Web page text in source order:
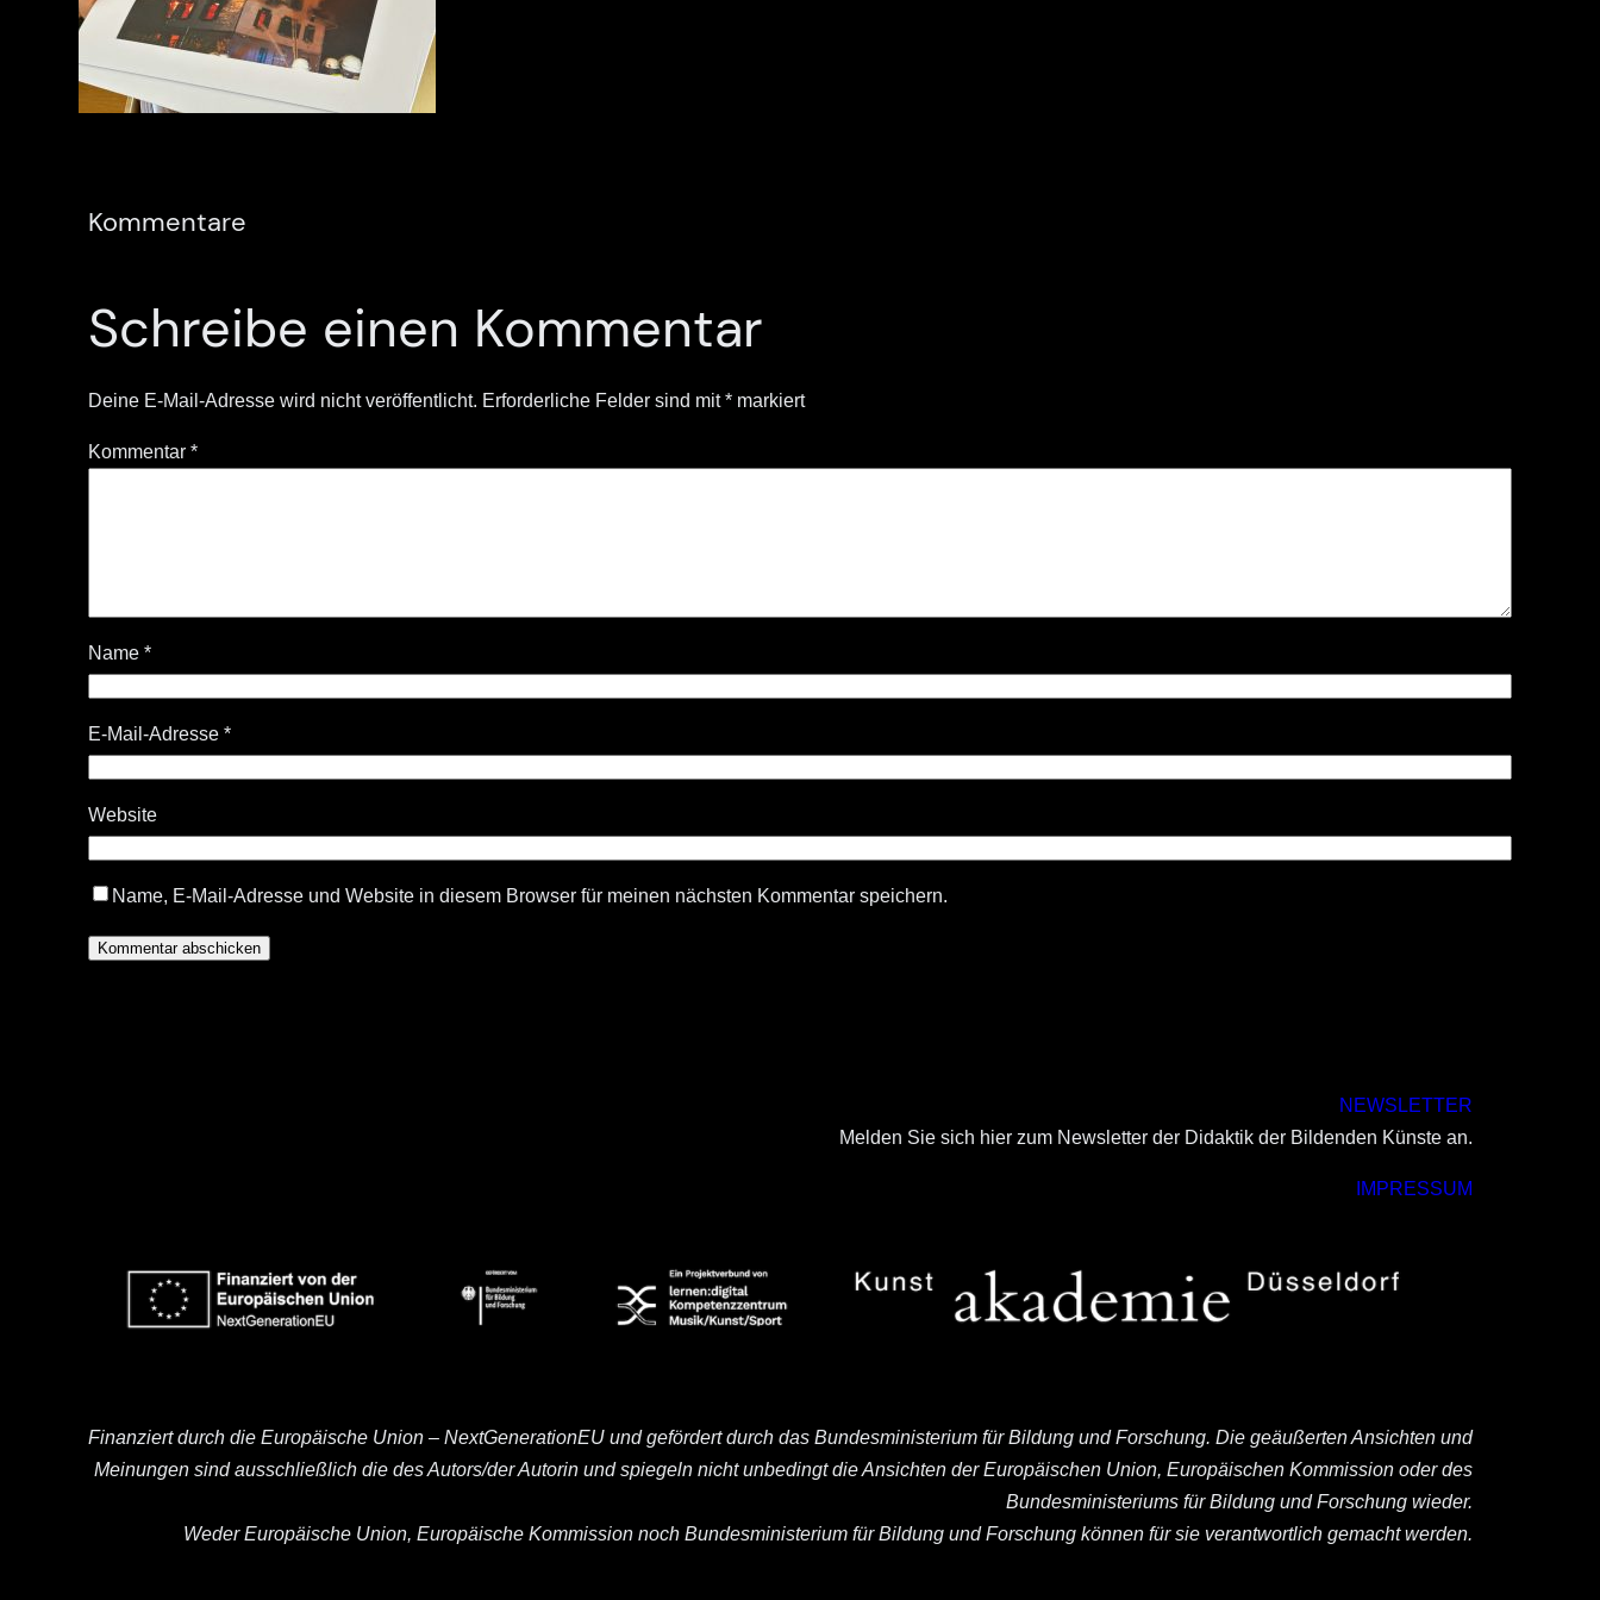
Kommentare
Schreibe einen Kommentar
Deine E-Mail-Adresse wird nicht veröffentlicht. Erforderliche Felder sind mit* markiert
Kommentar *
Name *
E-Mail-Adresse *
Website
Name, E-Mail-Adresse und Website in diesem Browser für meinen nächsten Kommentar speichern.
NEWSLETTER
Melden Sie sich hier zum Newsletter der Didaktik der Bildenden Künste an.
IMPRESSUM
Finanziert durch die Europäische Union – NextGenerationEU und gefördert durch das Bundesministerium für Bildung und Forschung. Die geäußerten Ansichten und
Meinungen sind ausschließlich die des Autors/der Autorin und spiegeln nicht unbedingt die Ansichten der Europäischen Union, Europäischen Kommission oder des
Bundesministeriums für Bildung und Forschung wieder.
Weder Europäische Union, Europäische Kommission noch Bundesministerium für Bildung und Forschung können für sie verantwortlich gemacht werden.